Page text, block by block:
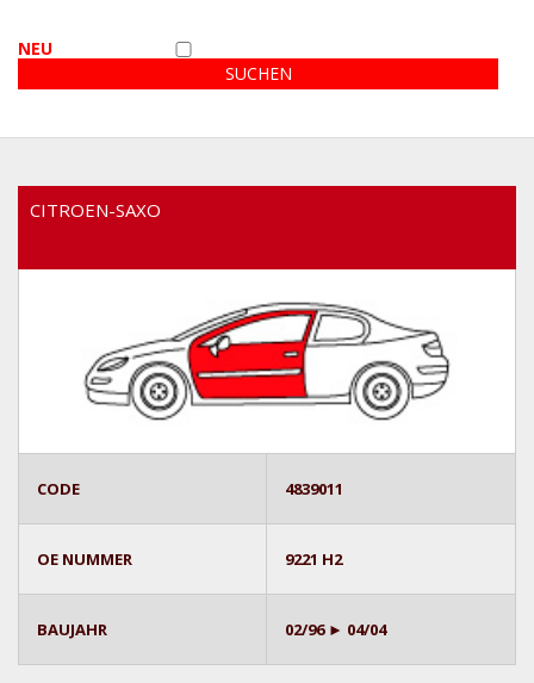
NEU
CITROEN-SAXO
CODE 4839011
OE NUMMER 9221 H2
BAUJAHR 02/96 ► 04/04